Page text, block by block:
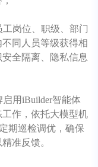
工岗位、职级、部门
同人员等级获得相
全隔离、隐私信息
启用iBuilder智能体
作，依托大模型机
期巡检调优，确保
准反馈。